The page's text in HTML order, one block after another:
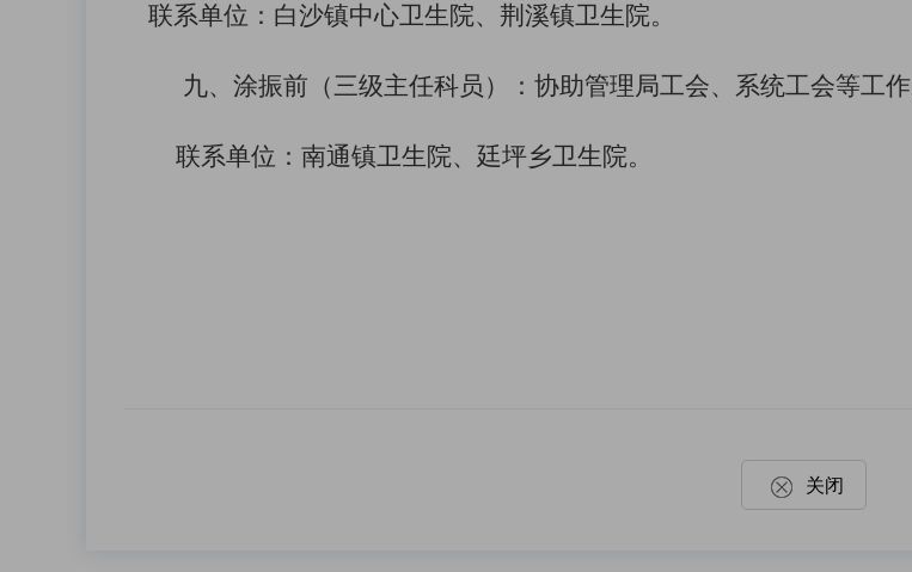
联系单位： 白沙镇中心卫生院、 荆溪镇卫生院。
九、涂振前（三级主任科员）：协助管理局工会、系统工会等工作
联系单位： 南通镇卫生院、廷坪乡卫生院。
关闭